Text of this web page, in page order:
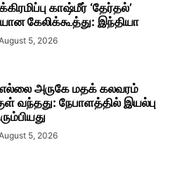
காஷ்மீர் ‘தேர்தல்’
கேலிக்கூத்து: இந்தியா
5, 2026
அருகே மதக் கலவரம்
வந்தது: நேபாளத்தில் இயல்பு
5, 2026